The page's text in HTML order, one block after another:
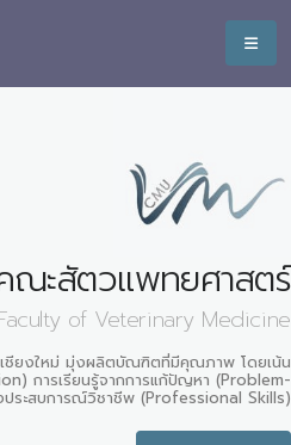
ณะสัตวแพทยศาสตร์
of Veterinary Medicine
ชียงใหม่ มุ่งผลิตบัณฑิตที่มีคุณภาพ โดยเน้น
การเรียนรู้จากการแก้ปัญหา (Problem-
ประสบการณ์วิชาชีพ (Professional Skills)